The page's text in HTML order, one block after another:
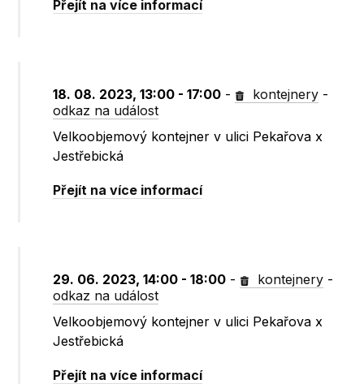
Přejít na více informací
18. 08. 2023, 13:00 - 17:00 - kontejnery -
odkaz na událost
Velkoobjemový kontejner v ulici Pekařova x
Jestřebická
Přejít na více informací
29. 06. 2023, 14:00 - 18:00 - kontejnery -
odkaz na událost
Velkoobjemový kontejner v ulici Pekařova x
Jestřebická
Přejít na více informací